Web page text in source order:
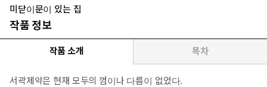
둘째. 해외 로스쿨 졸업 후 외국법 자문사로 활동 중이다. 서곽의 두
아들을 놓고 고심한 끝에 적통인 이수와 결혼했으나 아사리판에 넌
더리가 날 대로 나 이수에게 이혼을 요구했다.
* 이럴 때 보세요: 이혼을 앞둔 부부의 섹슈얼한 육탄전이 보고 싶을
때
미닫이문이 있는 집
작품 정보
작품 소개 목차
서곽제약은 현재 모두의 껌이나 다름이 없었다.